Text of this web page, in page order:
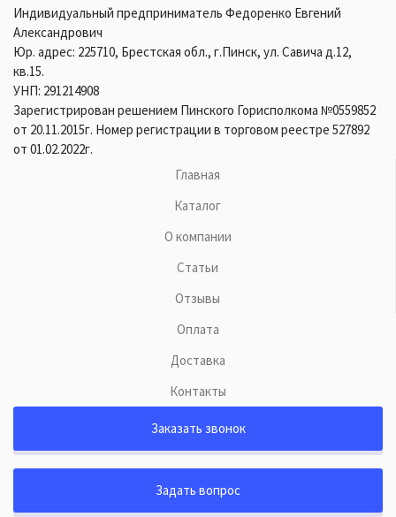
Индивидуальный предприниматель Федоренко Евгений
Александрович
Юр. адрес: 225710, Брестская обл., г.Пинск, ул. Савича д.12,
кв.15.
УНП: 291214908
Зарегистрирован решением Пинского Горисполкома №0559852
от 20.11.2015г. Номер регистрации в торговом реестре 527892
от 01.02.2022г.
Главная
Каталог
О компании
Статьи
Отзывы
Оплата
Доставка
Контакты
Заказать звонок
Задать вопрос